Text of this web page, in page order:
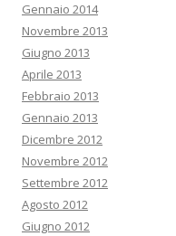
Gennaio 2014
Novembre 2013
Giugno 2013
Aprile 2013
Febbraio 2013
Gennaio 2013
Dicembre 2012
Novembre 2012
Settembre 2012
Agosto 2012
Giugno 2012